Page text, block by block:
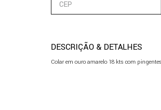
DESCRIÇÃO & DETALHES
Colar em ouro amarelo 18 kts com